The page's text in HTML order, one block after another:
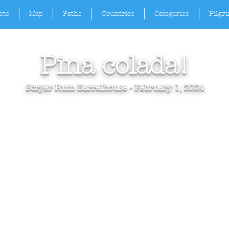
Map Paths Countries Categories
Pina colada!
Scryer Rum Barrelhouse - February 1, 2024